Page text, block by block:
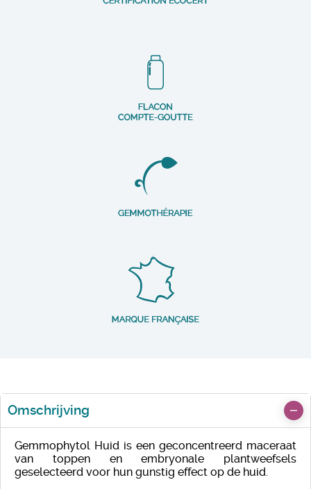
Omschrijving
Gemmophytol Huid is een geconcentreerd maceraat
van toppen en embryonale plantweefsels
geselecteerd voor hun gunstig effect op de huid.